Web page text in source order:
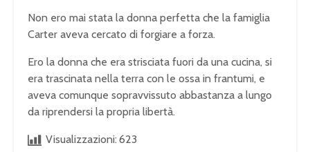
Non ero mai stata la donna perfetta che la famiglia
Carter aveva cercato di forgiare a forza.
Ero la donna che era strisciata fuori da una cucina, si
era trascinata nella terra con le ossa in frantumi, e
aveva comunque sopravvissuto abbastanza a lungo
da riprendersi la propria libertà.
Visualizzazioni: 623